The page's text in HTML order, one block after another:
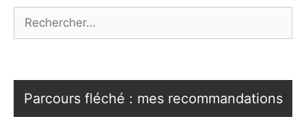
Parcours fléché : mes recommandations